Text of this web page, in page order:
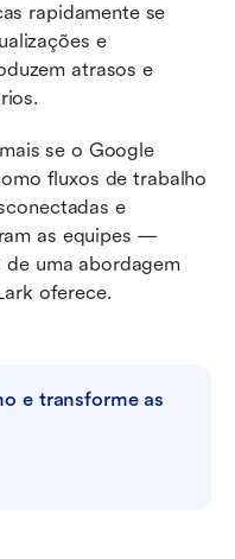
rapidamente se
e
atrasos e
se o Google
fluxos de trabalho
e
as equipes —
de uma abordagem
oferece.
e transforme as